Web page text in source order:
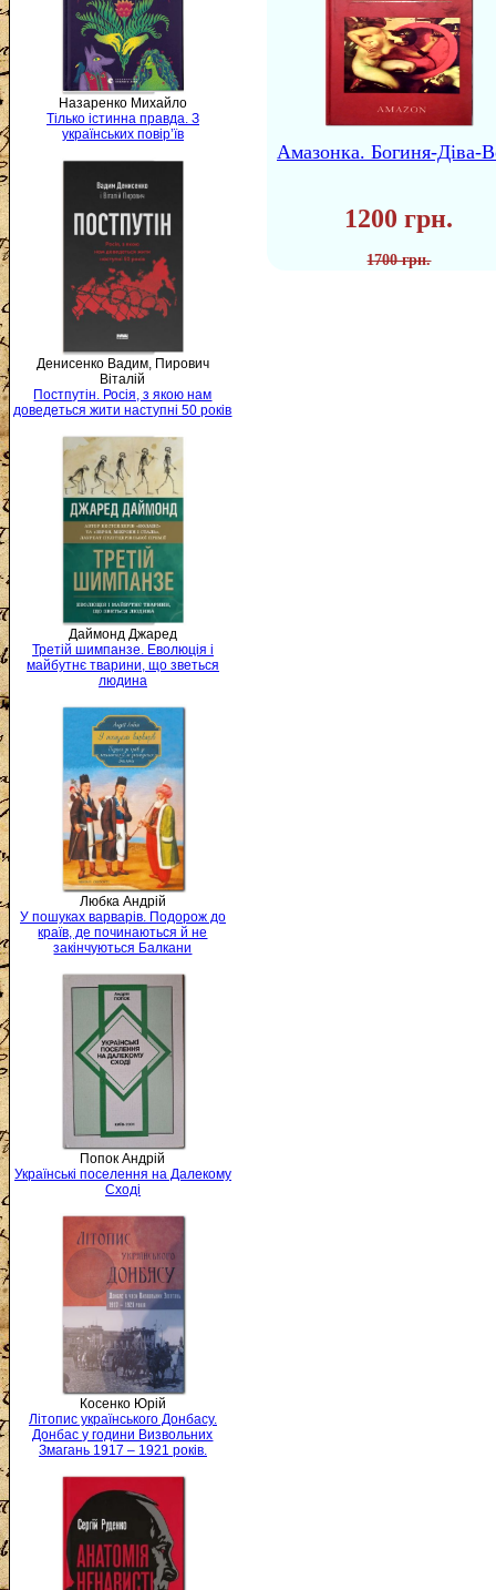
Назаренко Михайло
Тілько істинна правда. З
українських повір’їв
Денисенко Вадим, Пирович
Віталій
Постпутін. Росія, з якою нам
доведеться жити наступні 50 років
Даймонд Джаред
Третій шимпанзе. Еволюція і
майбутнє тварини, що зветься
людина
Любка Андрій
У пошуках варварів. Подорож до
країв, де починаються й не
закінчуються Балкани
Попок Андрій
Українські поселення на Далекому
Сході
Косенко Юрій
Літопис українського Донбасу.
Донбас у години Визвольних
Змагань 1917 – 1921 років.
Амазонка. Богиня-Діва-
1200 грн.
1700 грн.